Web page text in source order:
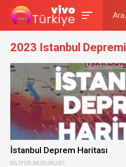
2023 Istanbul Depremi
BILIYOR MUSUNUZ?
İstanbul Deprem Haritası